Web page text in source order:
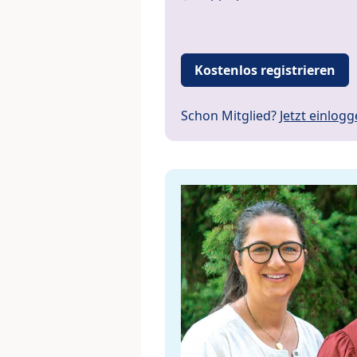
Kostenlos registrieren
Schon Mitglied? Jetzt